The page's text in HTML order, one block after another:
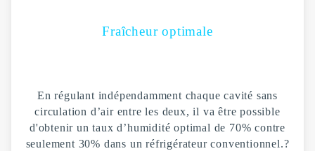
Fraîcheur optimale
En régulant indépendamment chaque cavité sans
circulation d’air entre les deux, il va être possible
d'obtenir un taux d’humidité optimal de 70% contre
seulement 30% dans un réfrigérateur conventionnel.?